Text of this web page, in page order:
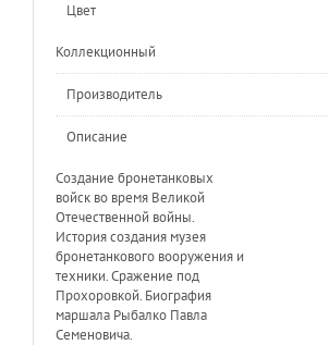
Цвет
Коллекционный
Производитель
Описание
Создание бронетанковых
войск во время Великой
Отечественной войны.
История создания музея
бронетанкового вооружения и
техники. Сражение под
Прохоровкой. Биография
маршала Рыбалко Павла
Семеновича.